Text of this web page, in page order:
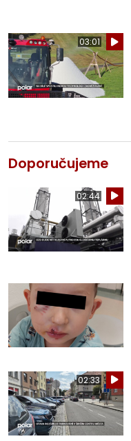
03:01
Doporučujeme
02:44
02:33